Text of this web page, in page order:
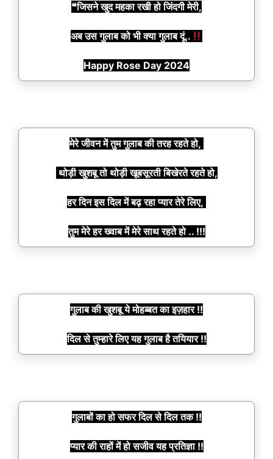
❝जिसने खुद महका रखी हो जिंदगी मेरी,
अब उस गुलाब को भी क्या गुलाब दूं..
Happy Rose Day 2024
मेरे जीवन में तुम गुलाब की तरह रहते हो,
थोड़ी खुशबू तो थोड़ी खूबसूरती बिखेरते रहते हो,
हर दिन इस दिल में बढ़ रहा प्यार तेरे लिए,
तुम मेरे हर ख्वाब में मेरे साथ रहते हो .. !!!
गुलाब की खुशबू ये मोहब्बत का इज़हार !!
दिल से तुम्हारे लिए यह गुलाब है तयियार !!
गुलाबों का हो सफर दिल से दिल तक !!
प्यार की राहों में हो सजीव यह प्रतिज्ञा !!